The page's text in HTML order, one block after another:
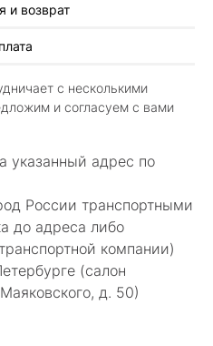
и возврат
с несколькими
и согласуем с вами
указанный адрес по
России транспортными
до адреса либо
компании)
(салон
д. 50)
не похожие
очень
в своем деле помогли
Конюшенной
посещаю этот